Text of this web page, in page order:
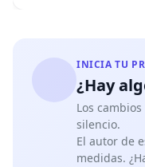
INICIA TU
¿Hay
Los
silencio.
El autor de
medidas.